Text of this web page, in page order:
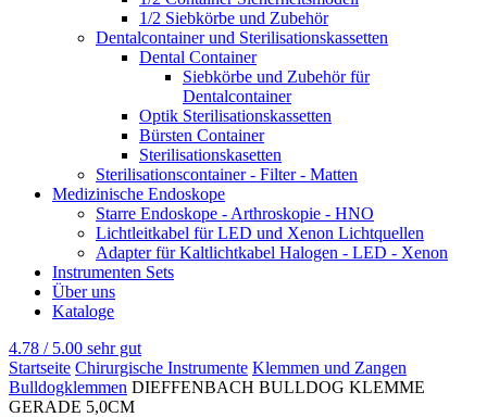
1/2 Siebkörbe und Zubehör
Dentalcontainer und Sterilisationskassetten
Dental Container
Siebkörbe und Zubehör für
Dentalcontainer
Optik Sterilisationskassetten
Bürsten Container
Sterilisationskasetten
Sterilisationscontainer - Filter - Matten
Medizinische Endoskope
Starre Endoskope - Arthroskopie - HNO
Lichtleitkabel für LED und Xenon Lichtquellen
Adapter für Kaltlichtkabel Halogen - LED - Xenon
Instrumenten Sets
Über uns
Kataloge
4.78 / 5.00 sehr gut
Startseite Chirurgische Instrumente Klemmen und Zangen
Bulldogklemmen DIEFFENBACH BULLDOG KLEMME
GERADE 5,0CM